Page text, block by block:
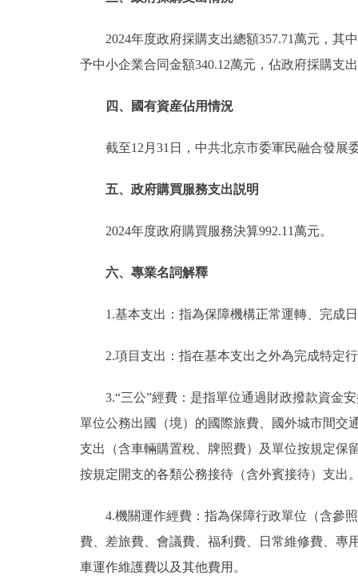
2024年度政府採購支出總額357.71萬元，其
予中小企業合同金額340.12萬元，佔政府採購支
四、國有資産佔用情況
截至12月31日，中共北京市委軍民融合發展
五、政府購買服務支出説明
2024年度政府購買服務決算992.11萬元。
六、專業名詞解釋
1.基本支出：指為保障機構正常運轉、完成
2.項目支出：指在基本支出之外為完成特定
3.“三公”經費：是指單位通過財政撥款資金
單位公務出國（境）的國際旅費、國外城市間交
支出（含車輛購置稅、牌照費）及單位按規定保
按規定開支的各類公務接待（含外賓接待）支出
4.機關運作經費：指為保障行政單位（含參
費、差旅費、會議費、福利費、日常維修費、專
車運作維護費以及其他費用。